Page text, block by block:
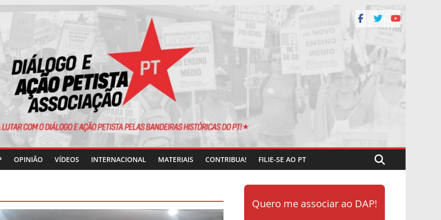
OPINIÃO VÍDEOS INTERNACIONAL MATERIAIS CONTRIBUA! FILIE-SE AO PT
Quero me associar ao DAP!